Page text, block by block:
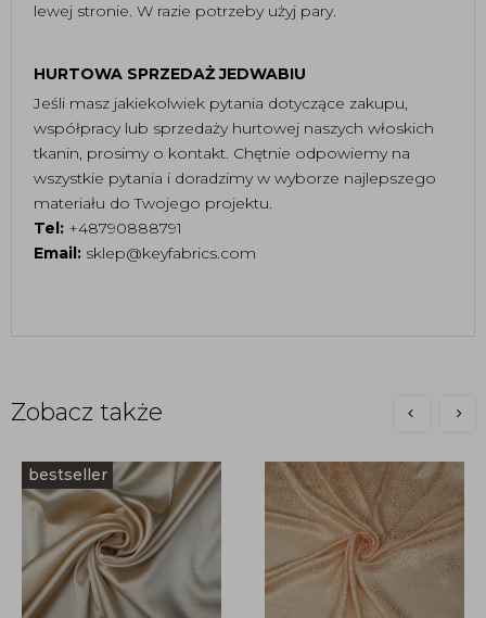
lewej stronie. W razie potrzeby użyj pary.
HURTOWA SPRZEDAŻ JEDWABIU
Jeśli masz jakiekolwiek pytania dotyczące zakupu,
współpracy lub sprzedaży hurtowej naszych włoskich
tkanin, prosimy o kontakt. Chętnie odpowiemy na
wszystkie pytania i doradzimy w wyborze najlepszego
materiału do Twojego projektu.
Tel: +48790888791
Email: sklep@keyfabrics.com
Zobacz także
bestseller